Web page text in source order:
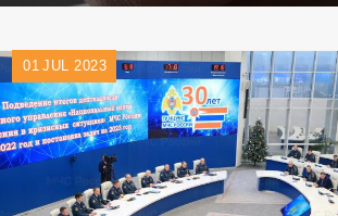
01 JUL 2023